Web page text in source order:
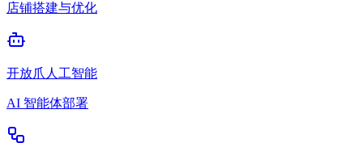
店铺搭建与优化
开放爪人工智能
AI 智能体部署